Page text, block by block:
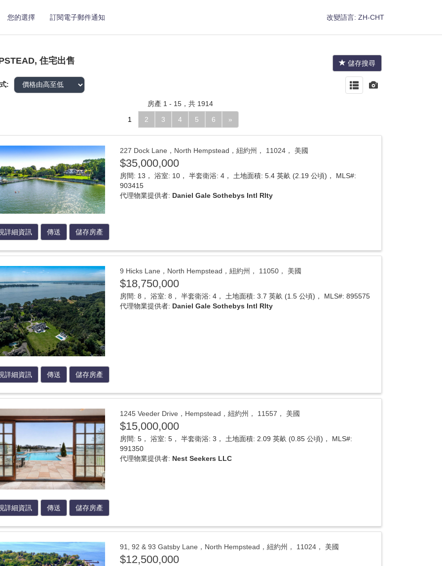
您的選擇 訂閱電子郵件通知 改變語言: ZH-CHT
儲存搜尋
住宅出售
:
房產 1 - 15，共 1914
1
2 3 4 5 6 »
227 Dock Lane，North Hempstead，紐約州， 11024， 美國
$35,000,000
房間: 13， 浴室: 10， 半套衛浴: 4， 土地面積: 5.4 英畝 (2.19 公頃)， MLS#:
903415
代理物業提供者: Daniel Gale Sothebys Intl Rlty
詳細資訊 傳送 儲存房產
9 Hicks Lane，North Hempstead，紐約州， 11050， 美國
$18,750,000
房間: 8， 浴室: 8， 半套衛浴: 4， 土地面積: 3.7 英畝 (1.5 公頃)， MLS#: 895575
代理物業提供者: Daniel Gale Sothebys Intl Rlty
詳細資訊 傳送 儲存房產
1245 Veeder Drive，Hempstead，紐約州， 11557， 美國
$15,000,000
房間: 5， 浴室: 5， 半套衛浴: 3， 土地面積: 2.09 英畝 (0.85 公頃)， MLS#:
991350
代理物業提供者: Nest Seekers LLC
詳細資訊 傳送 儲存房產
91, 92 & 93 Gatsby Lane，North Hempstead，紐約州， 11024， 美國
$12,500,000